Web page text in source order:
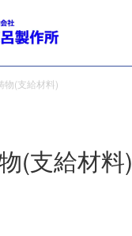
物(支給材料)
(支給材料)